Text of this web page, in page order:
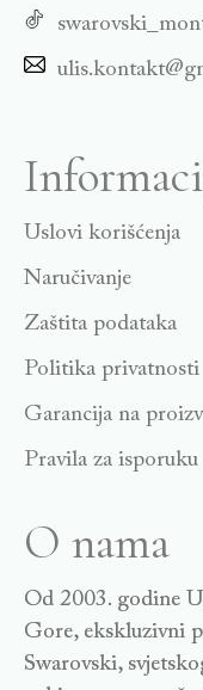
Uslovi korišćenja
Naručivanje
Zaštita podataka
Politika privatnosti
Garancija na
Pravila za isporuku
O nama
Od 2003. godine
Gore, ekskluzivni
Swarovski,